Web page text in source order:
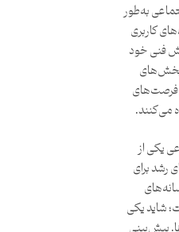
به‌طور
کاربری
فنی خود
بخش‌های
فرصت‌های
می‌کنند.
یکی از
رشد برای
شاید یکی
پیش‌بینی